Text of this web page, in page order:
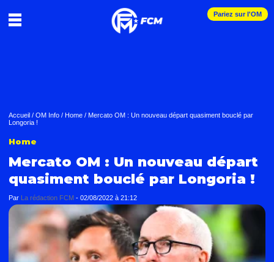
Pariez sur l'OM
Accueil / OM Info / Home / Mercato OM : Un nouveau départ quasiment bouclé par
Longoria !
Home
Mercato OM : Un nouveau départ
quasiment bouclé par Longoria !
Par La rédaction FCM - 02/08/2022 à 21:12